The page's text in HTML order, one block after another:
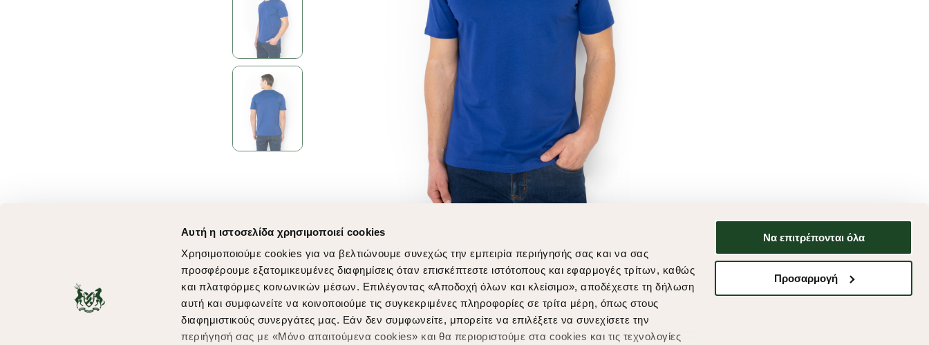
Αυτή η ιστοσελίδα χρησιμοποιεί cookies
Χρησιμοποιούμε cookies για να βελτιώνουμε συνεχώς την εμπειρία περιήγησής σας και να σας
προσφέρουμε εξατομικευμένες διαφημίσεις όταν επισκέπτεστε ιστότοπους και εφαρμογές τρίτων, καθώς
και πλατφόρμες κοινωνικών μέσων. Επιλέγοντας «Αποδοχή όλων και κλείσιμο», αποδέχεστε τη δήλωση
αυτή και συμφωνείτε να κοινοποιούμε τις συγκεκριμένες πληροφορίες σε τρίτα μέρη, όπως στους
διαφημιστικούς συνεργάτες μας. Εάν δεν συμφωνείτε, μπορείτε να επιλέξετε να συνεχίσετε την
περιήγησή σας με «Μόνο απαιτούμενα cookies» και θα περιοριστούμε στα cookies και τις τεχνολογίες
Να επιτρέπονται όλα
Προσαρμογή